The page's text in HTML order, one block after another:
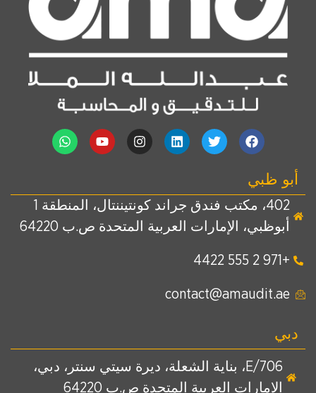
أبو ظبي
402، مكتب فندق جراند كونتيننتال، المنطقة 1
أبوظبي، الإمارات العربية المتحدة ص.ب 64220
+971 2 555 4422
contact@amaudit.ae
دبي
E/706، بناية الشعلة، ديرة سيتي سنتر، دبي،
الإمارات العربية المتحدة ص.ب 64220